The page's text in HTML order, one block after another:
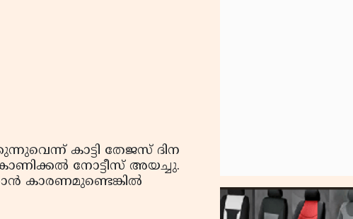
കാട്ടി തേജസ് ദിന
നോട്ടീസ് അയച്ചു.
കാരണമുണ്ടെങ്കില്‍